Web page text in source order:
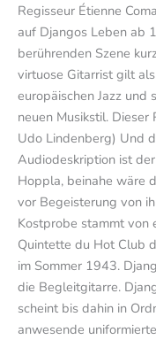
Regisseur Étienne
auf Djangos Leben ab
berührenden Szene
virtuose Gitarrist gilt
europäischen Jazz
neuen Musikstil.
Udo Lindenberg) Und
Audiodeskription ist
Hoppla, beinahe wäre
vor Begeisterung von
Kostprobe stammt von
Quintette du Hot Club
im Sommer 1943.
die Begleitgitarre.
scheint bis dahin in
anwesende